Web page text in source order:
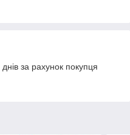
за рахунок покупця